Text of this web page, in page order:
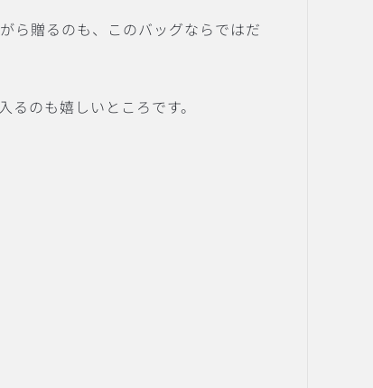
ら贈るのも、このバッグならではだ
のも嬉しいところです。